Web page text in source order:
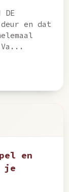
DE
deur en dat
en
je